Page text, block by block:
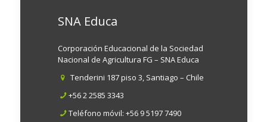
SNA Educa
Corporación Educacional de la Sociedad
Nacional de Agricultura FG – SNA Educa
Tenderini 187 piso 3, Santiago – Chile
+56 2 2585 3343
Teléfono móvil: +56 9 5197 7490